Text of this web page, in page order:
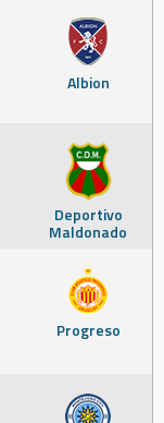
Albion
Deportivo
Maldonado
Progreso